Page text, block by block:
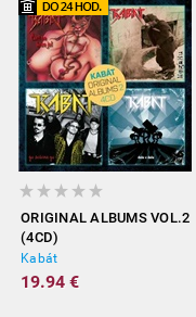
ORIGINAL ALBUMS VOL.2
(4CD)
Kabát
19.94 €